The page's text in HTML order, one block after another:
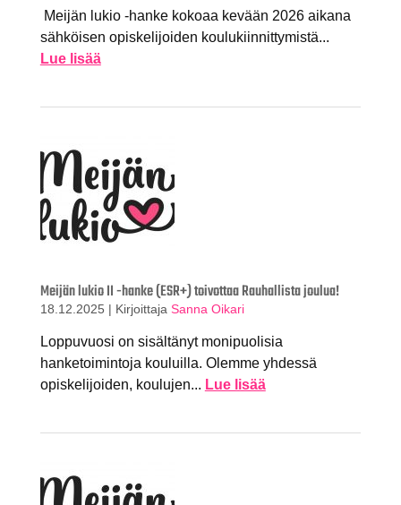
Meijän lukio -hanke kokoaa kevään 2026 aikana
sähköisen opiskelijoiden koulukiinnittymistä...
Lue lisää
Meijän lukio II -hanke (ESR+) toivottaa Rauhallista joulua!
18.12.2025 | Kirjoittaja Sanna Oikari
Loppuvuosi on sisältänyt monipuolisia
hanketoimintoja kouluilla. Olemme yhdessä
opiskelijoiden, koulujen... Lue lisää